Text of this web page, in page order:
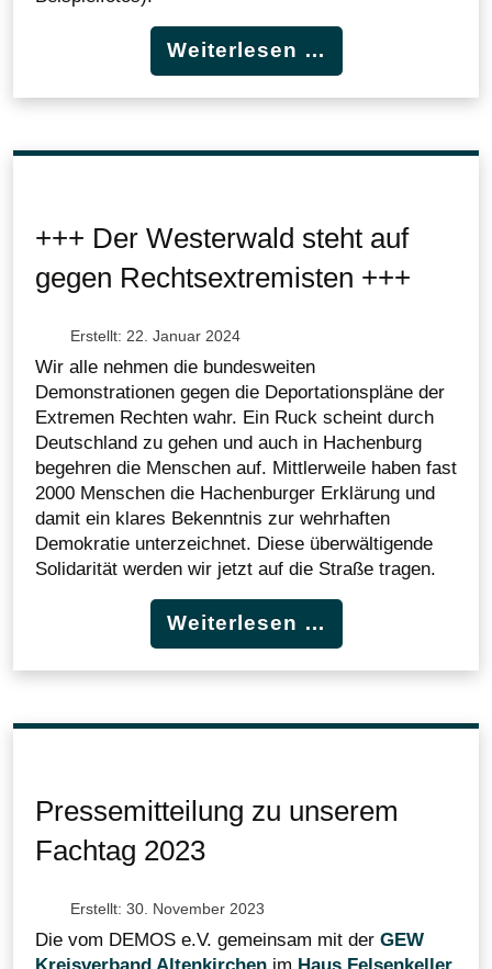
Weiterlesen …
+++ Der Westerwald steht auf
gegen Rechtsextremisten +++
Erstellt: 22. Januar 2024
Wir alle nehmen die bundesweiten
Demonstrationen gegen die Deportationspläne der
Extremen Rechten wahr. Ein Ruck scheint durch
Deutschland zu gehen und auch in Hachenburg
begehren die Menschen auf. Mittlerweile haben fast
2000 Menschen die Hachenburger Erklärung und
damit ein klares Bekenntnis zur wehrhaften
Demokratie unterzeichnet. Diese überwältigende
Solidarität werden wir jetzt auf die Straße tragen.
Weiterlesen …
Pressemitteilung zu unserem
Fachtag 2023
Erstellt: 30. November 2023
Die vom DEMOS e.V. gemeinsam mit der GEW